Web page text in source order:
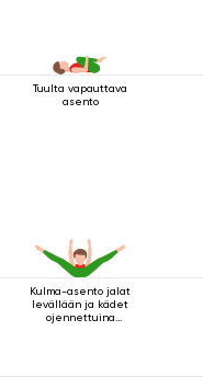
Tuulta vapauttava
asento
Kulma-asento jalat
levällään ja kädet
ojennettuina